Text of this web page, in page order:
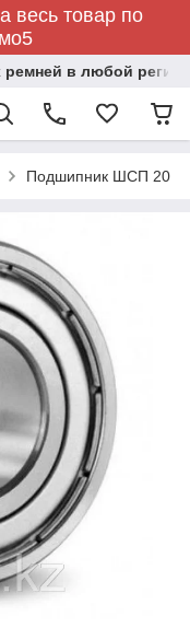
весь товар по
в любой регион
Подшипник ШСП 20